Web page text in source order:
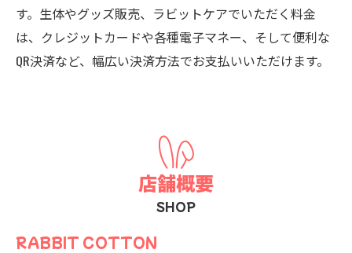
す。生体やグッズ販売、ラビットケアでいただく料金
は、クレジットカードや各種電子マネー、そして便利な
QR決済など、幅広い決済方法でお支払いいただけます。
店舗概要
SHOP
RABBIT COTTON